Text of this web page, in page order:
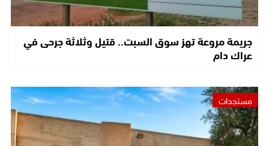
جريمة مروعة تهز سوق السبت.. قتيل وثلاثة جرحى في
عراك دام
مستجدات